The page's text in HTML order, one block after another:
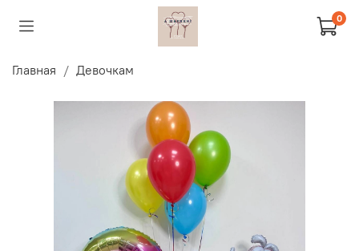
0
Главная Девочкам